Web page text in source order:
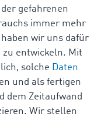
gefahrenen
immer mehr
wir uns dafür
zu entwickeln. Mit
solche Daten
und als fertigen
dem Zeitaufwand
Wir stellen